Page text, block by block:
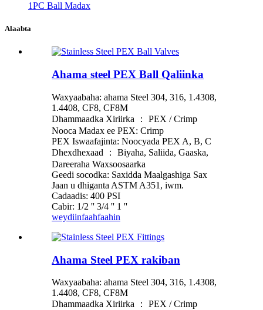
1PC Ball Madax
Alaabta
Ahama steel PEX Ball Qaliinka
Waxyaabaha: ahama Steel 304, 316, 1.4308,
1.4408, CF8, CF8M
Dhammaadka Xiriirka ： PEX / Crimp
Nooca Madax ee PEX: Crimp
PEX Iswaafajinta: Noocyada PEX A, B, C
Dhexdhexaad ： Biyaha, Saliida, Gaaska,
Dareeraha Waxsoosaarka
Geedi socodka: Saxidda Maalgashiga Sax
Jaan u dhiganta ASTM A351, iwm.
Cadaadis: 400 PSI
Cabir: 1/2 '' 3/4 '' 1 ''
weydiinfaahfaahin
Ahama Steel PEX rakiban
Waxyaabaha: ahama Steel 304, 316, 1.4308,
1.4408, CF8, CF8M
Dhammaadka Xiriirka ： PEX / Crimp